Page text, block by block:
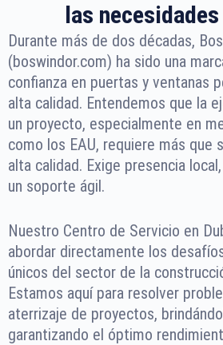
las
Durante más de dos décadas,
(boswindor.com) ha sido una
confianza en puertas y ventanas
alta calidad. Entendemos que la
un proyecto, especialmente en
como los EAU, requiere más que
alta calidad. Exige presencia
un soporte ágil.
Nuestro Centro de Servicio en
abordar directamente los
únicos del sector de la
Estamos aquí para resolver
aterrizaje de proyectos,
garantizando el óptimo